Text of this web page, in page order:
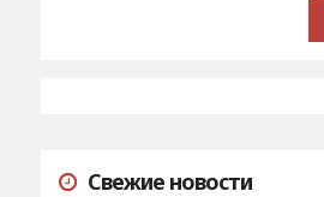
Свежие новости